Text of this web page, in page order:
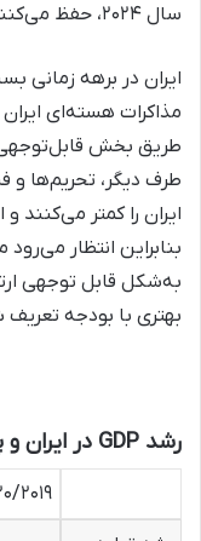
سال ۲۰۲۴، حفظ می‌کنند.
ایران در برهه زمانی
مذاکرات هسته‌ای
طریق بخش قابل‌توجهی
طرف دیگر، تحریم‌ها و
ایران را کمتر می‌کنند
بنابراین انتظار
به‌شکل قابل توجهی
بهتری با بودجه
رشد GDP در ایران و پیش‌بینی‌های متناظر
۲۰/